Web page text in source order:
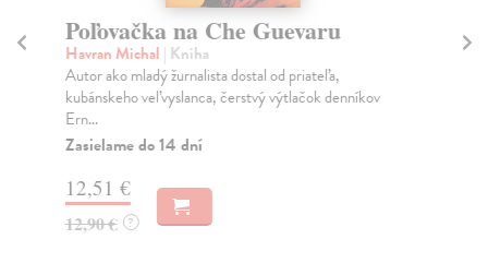
Poľovačka na Che Guevaru
Havran Michal | Kniha
Autor ako mladý žurnalista dostal od priateľa,
kubánskeho veľvyslanca, čerstvý výtlačok denníkov
Ern...
Zasielame do 14 dní
12,51 €
12,90 € ?